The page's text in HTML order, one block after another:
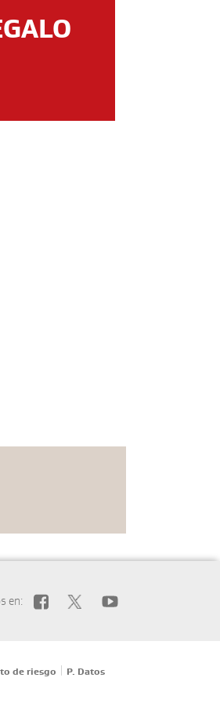
en:
de riesgo
P. Datos